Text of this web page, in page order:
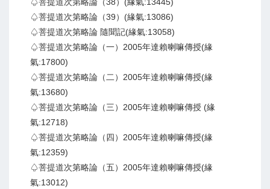
♤菩提道次第略論（38）(緣氣:13445)
♤菩提道次第略論（39）(緣氣:13086)
♤菩提道次第略論 隨聞記(緣氣:13058)
♤菩提道次第略論（一）2005年達賴喇嘛傳授(緣
氣:17800)
♤菩提道次第略論（二）2005年達賴喇嘛傳授(緣
氣:13680)
♤菩提道次第略論（三）2005年達賴喇嘛傳授 (緣
氣:12718)
♤菩提道次第略論（四）2005年達賴喇嘛傳授(緣
氣:12359)
♤菩提道次第略論（五）2005年達賴喇嘛傳授(緣
氣:13012)